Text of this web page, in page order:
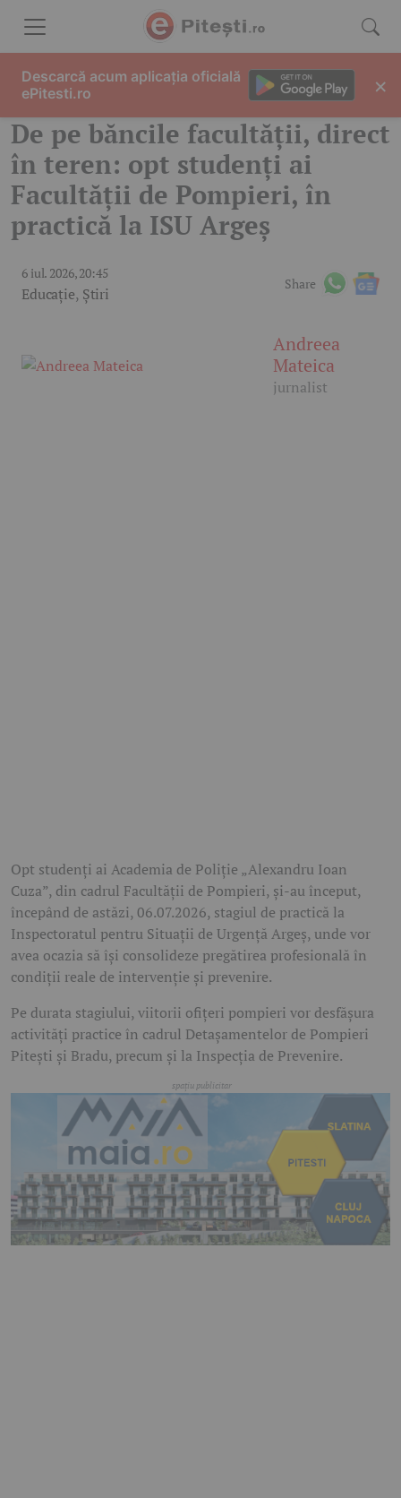
De pe băncile facultății, direct
în teren: opt studenți ai
Facultății de Pompieri, în
practică la ISU Argeș
6 iul. 2026, 20:45
Educație, Știri
Share
Andreea
Mateica
jurnalist
Opt studenți ai Academia de Poliție „Alexandru Ioan
Cuza”, din cadrul Facultății de Pompieri, și-au început,
începând de astăzi, 06.07.2026, stagiul de practică la
Inspectoratul pentru Situații de Urgență Argeș, unde vor
avea ocazia să își consolideze pregătirea profesională în
condiții reale de intervenție și prevenire.
Pe durata stagiului, viitorii ofițeri pompieri vor desfășura
activități practice în cadrul Detașamentelor de Pompieri
Pitești și Bradu, precum și la Inspecția de Prevenire.
Descarcă acum aplicația oficială
ePitesti.ro
×